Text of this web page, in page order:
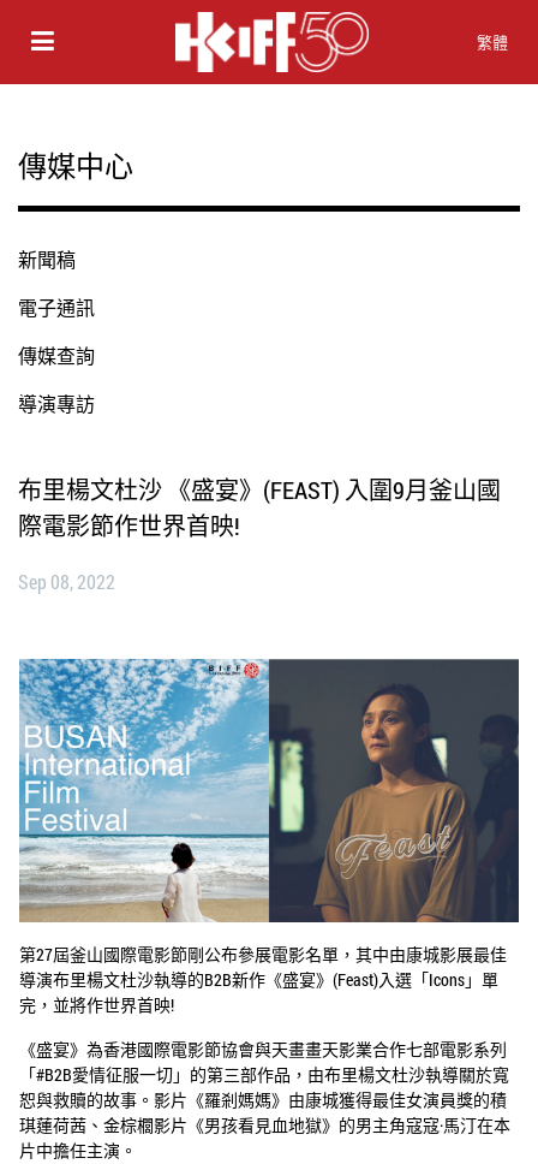
繁體
傳媒中心
新聞稿
電子通訊
傳媒查詢
導演專訪
布里楊文杜沙 《盛宴》(FEAST) 入圍9月釜山國
際電影節作世界首映!
Sep 08, 2022
​第27屆釜山國際電影節剛公布參展電影名單，其中由康城影展最佳
導演布里楊文杜沙執導的B2B新作《盛宴》(Feast)入選「Icons」單
完，並將作世界首映!
《盛宴》 為香港國際電影節協會與天畫畫天影業合作七部電影系列
「#B2B愛情征服一切」的第三部作品， 由布里楊文杜沙執導關於寬
恕與救贖的故事。影片《羅剎媽媽》由康城獲得最佳女演員獎的積
琪蓮荷茜、金棕櫚影片《男孩看見血地獄》的男主角寇寇·馬汀在本
片中擔任主演。